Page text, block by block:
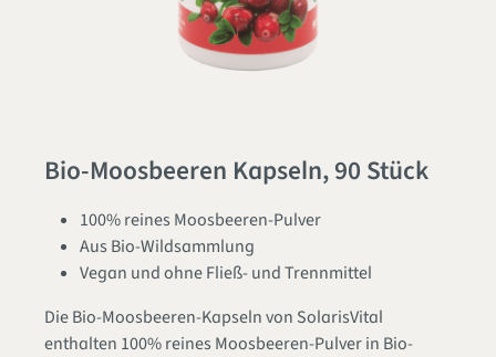
Bio-Moosbeeren Kapseln, 90 Stück
100% reines Moosbeeren-Pulver
Aus Bio-Wildsammlung
Vegan und ohne Fließ- und Trennmittel
Die Bio-Moosbeeren-Kapseln von SolarisVital
enthalten 100% reines Moosbeeren-Pulver in Bio-